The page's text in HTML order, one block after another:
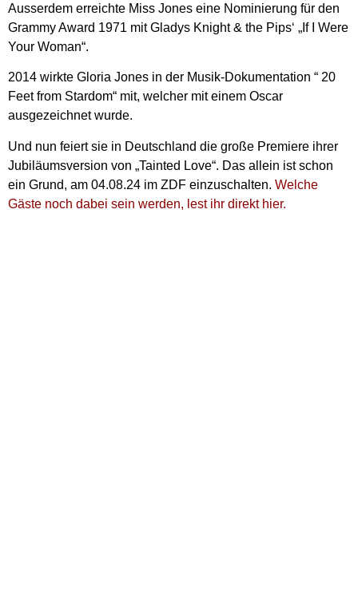
Ausserdem erreichte Miss Jones eine Nominierung für den
Grammy Award 1971 mit Gladys Knight & the Pips‘ „If I Were
Your Woman“.
2014 wirkte Gloria Jones in der Musik-Dokumentation “ 20
Feet from Stardom“ mit, welcher mit einem Oscar
ausgezeichnet wurde.
Und nun feiert sie in Deutschland die große Premiere ihrer
Jubiläumsversion von „Tainted Love“. Das allein ist schon
ein Grund, am 04.08.24 im ZDF einzuschalten. Welche
Gäste noch dabei sein werden, lest ihr direkt hier.